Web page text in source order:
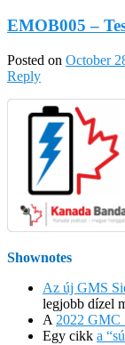
EMOB005 –
Posted on October
Reply
Shownotes
Az új GMS
legjobb dízel
A 2022 GMC
Egy cikk a